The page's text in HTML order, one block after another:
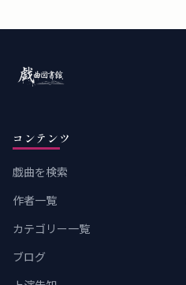
コンテンツ
戯曲を検索
作者一覧
カテゴリー一覧
ブログ